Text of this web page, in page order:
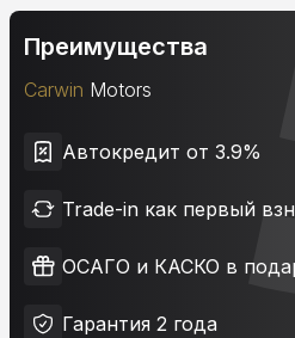
Преимущества
Carwin Motors
Автокредит от 3.9%
Trade-in как первый
ОСАГО и КАСКО в
Гарантия 2 года